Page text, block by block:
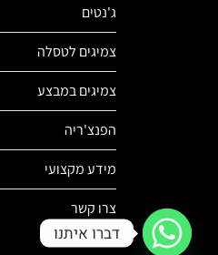
ג'נטים
צמיגים לטסלה
צמיגים במבצע
הפנצ'ריה
מידע מקצועי
צרו קשר
דברו איתנו